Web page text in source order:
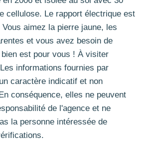
cellulose. Le rapport électrique est
Vous aimez la pierre jaune, les
et vous avez besoin de
est pour vous ! À visiter
informations fournies par
caractère indicatif et non
conséquence, elles ne peuvent
de l'agence et ne
la personne intéressée de